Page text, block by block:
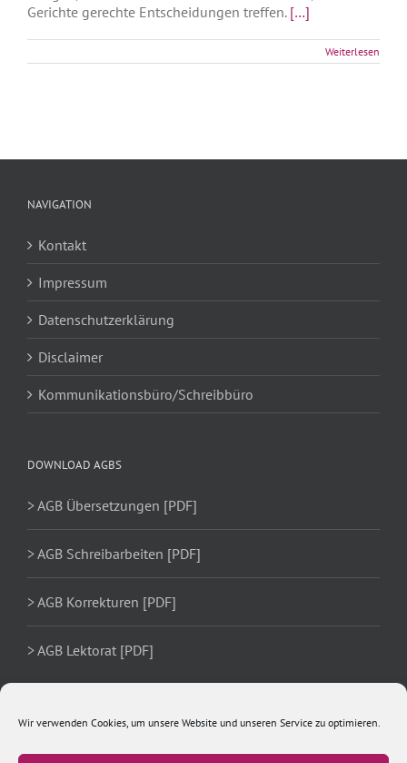
Wir verwenden Cookies, um unsere Website und unseren Service zu optimieren.
Gerichte gerechte Entscheidungen treffen. […]
Weiterlesen
NAVIGATION
Kontakt
Impressum
Datenschutzerklärung
Disclaimer
Kommunikationsbüro/Schreibbüro
DOWNLOAD AGBS
> AGB Übersetzungen [PDF]
> AGB Schreibarbeiten [PDF]
> AGB Korrekturen [PDF]
> AGB Lektorat [PDF]